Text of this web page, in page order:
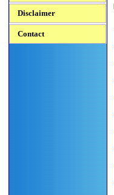
Disclaimer
Contact